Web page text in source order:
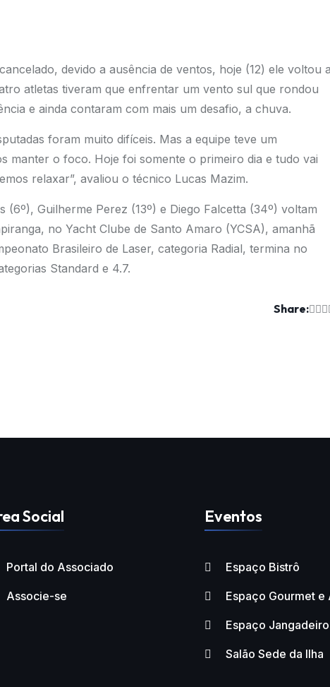
devido a ausência de ventos, hoje (12) ele voltou a
atletas tiveram que enfrentar um vento sul que rondou
e ainda contaram com mais um desafio, a chuva.
foram muito difíceis. Mas a equipe teve um
manter o foco. Hoje foi somente o primeiro dia e tudo vai
relaxar”, avaliou o técnico Lucas Mazim.
Guilherme Perez (13º) e Diego Falcetta (34º) voltam
no Yacht Clube de Santo Amaro (YCSA), amanhã
Brasileiro de Laser, categoria Radial, termina no
Standard e 4.7.
Share:
Social
Portal do Associado
Associe-se
Eventos
Espaço Bistrô
Espaço Gourmet e
Espaço Jangadeiro
Salão Sede da Ilha